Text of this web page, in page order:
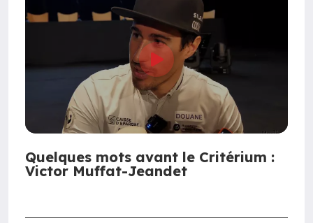
Quelques mots avant le Critérium :
Victor Muffat-Jeandet